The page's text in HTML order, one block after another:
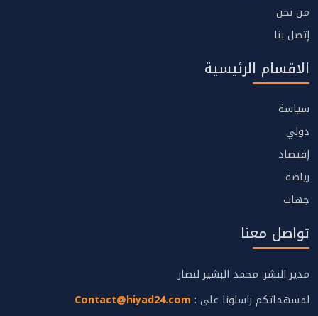
من نحن
إتصل بنا
الاقسام الرئيسية
سياسة
دولي
إقتصاد
رياضة
جهات
تواصل معنا
مدير النشر: محمد البشير لنصار
لمسهماتكم راسلونا على : Contact@hiyad24.com